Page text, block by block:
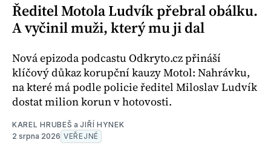
Ředitel Motola Ludvík přebral obálku.
A vyčinil muži, který mu ji dal
Nová epizoda podcastu Odkryto.cz přináší
klíčový důkaz korupční kauzy Motol: Nahrávku,
na které má podle policie ředitel Miloslav Ludvík
dostat milion korun v hotovosti.
KAREL HRUBEŠ aJIŘÍ HYNEK
2 srpna 2026 VEŘEJNÉ